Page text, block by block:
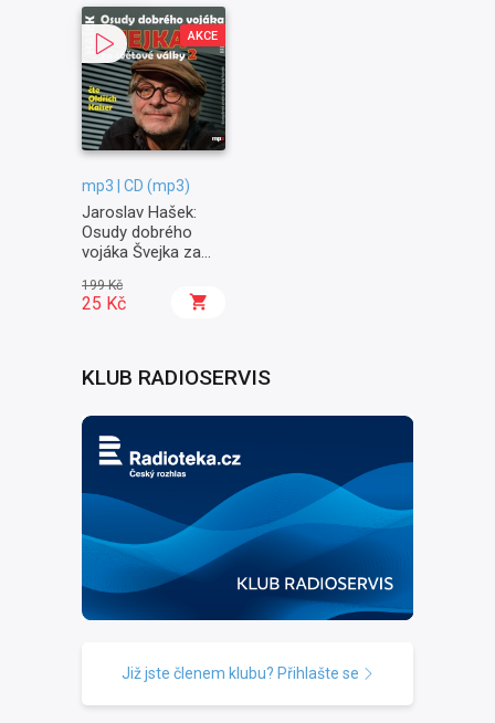
AKCE
mp3 | CD (mp3)
Jaroslav Hašek:
Osudy dobrého
vojáka Švejka za
Na frontě
199 Kč
25 Kč
KLUB RADIOSERVIS
Již jste členem klubu? Přihlašte se